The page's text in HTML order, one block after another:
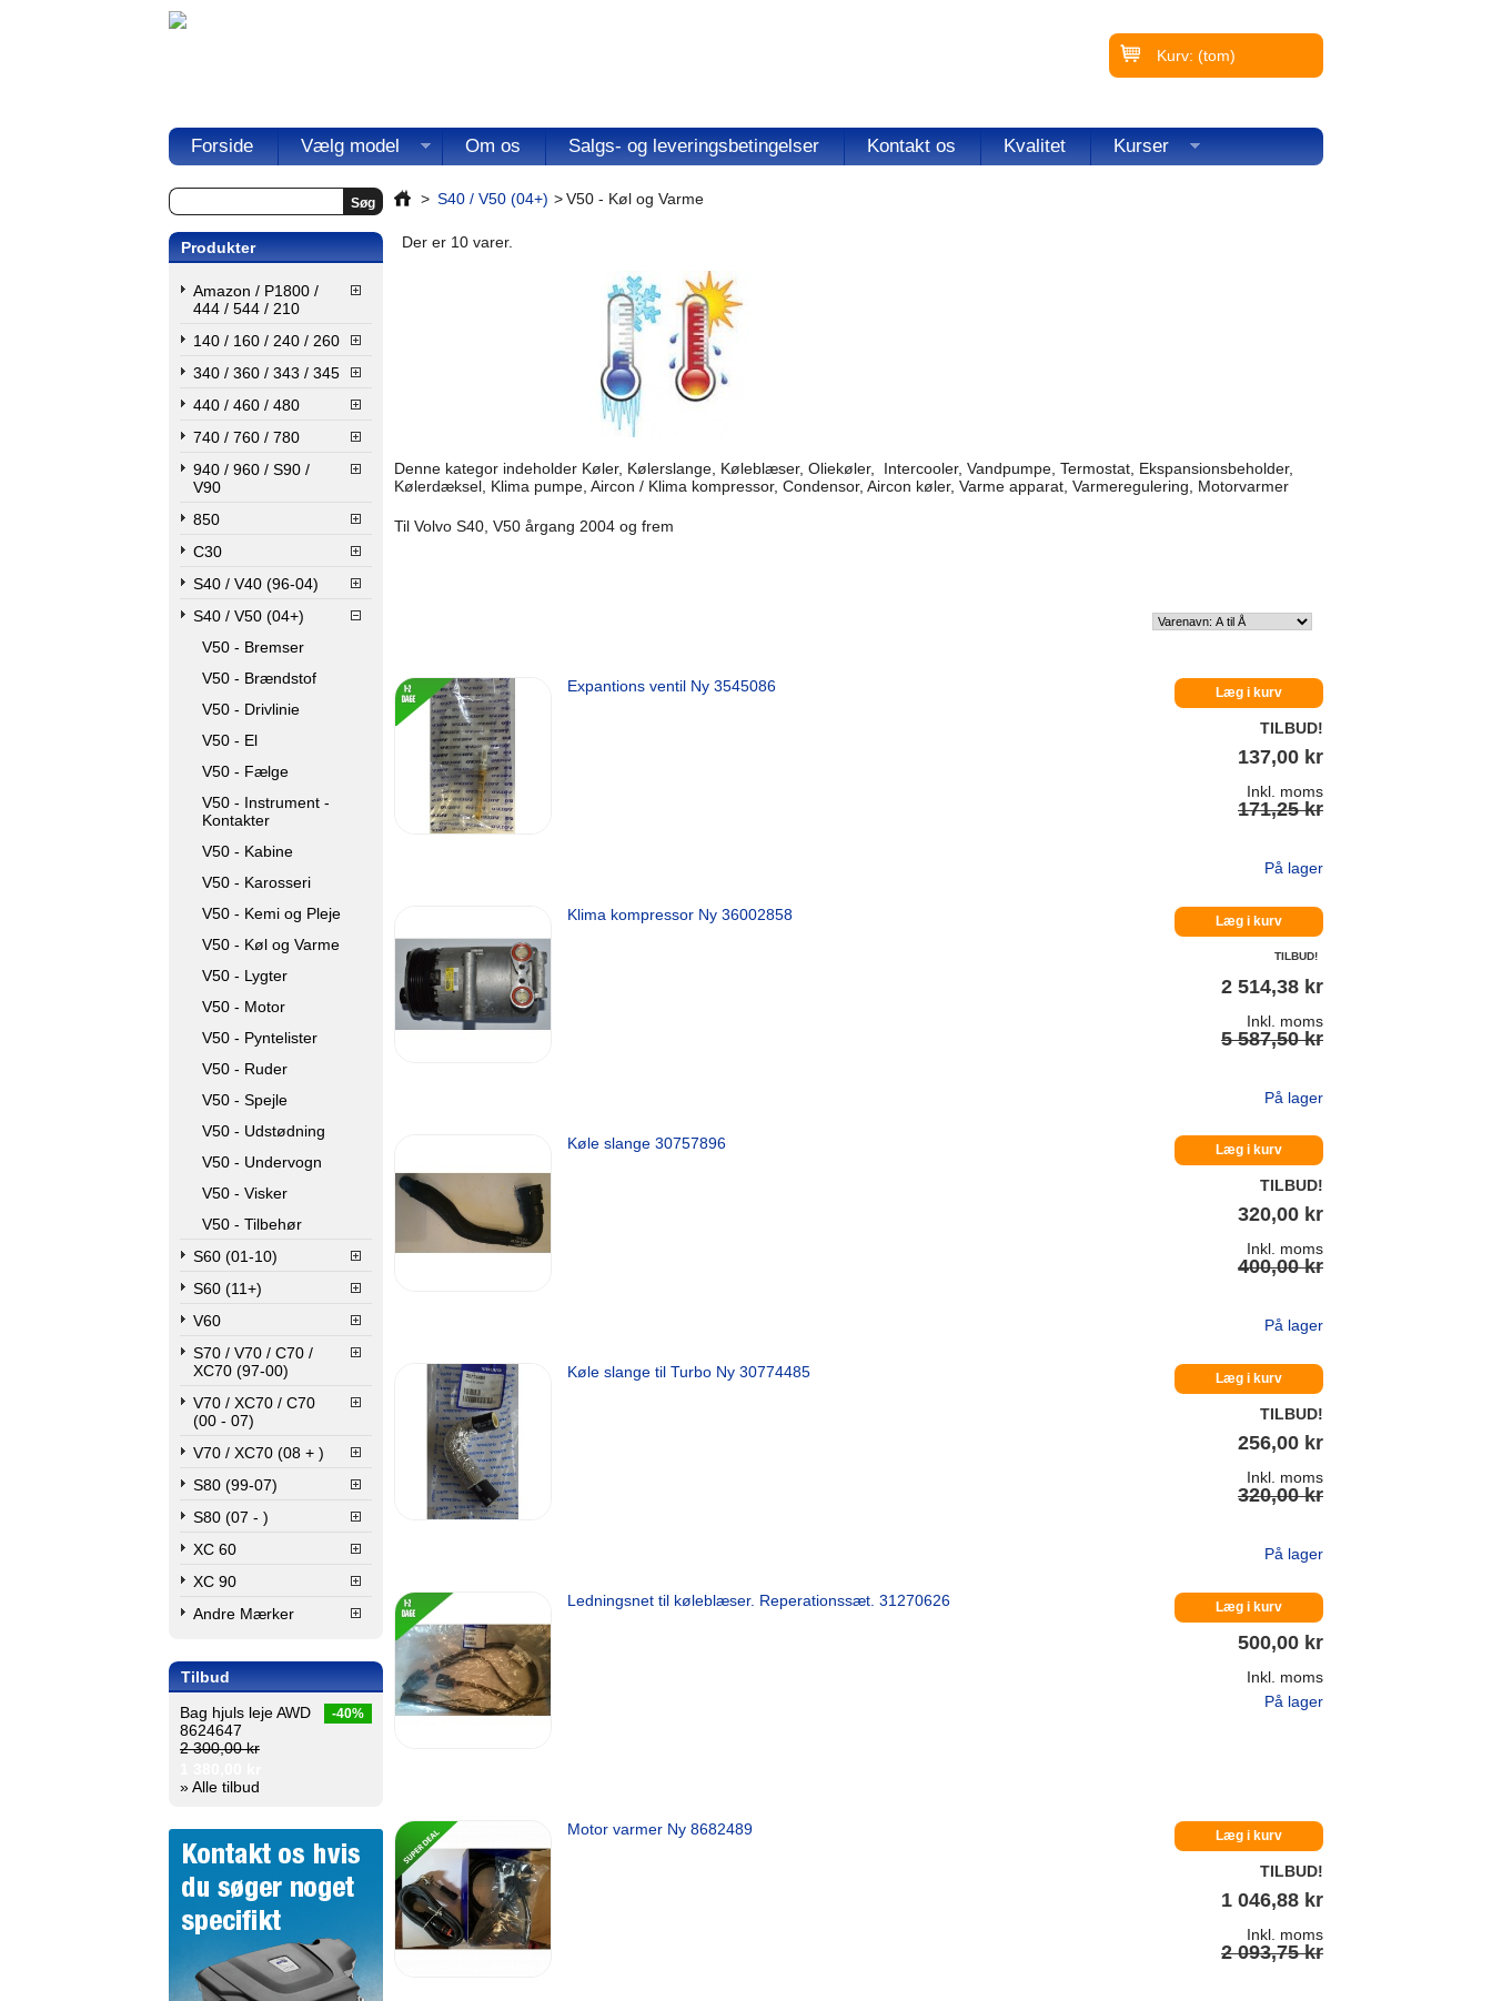
Kurv: (tom)
Forside Vælg model Om os Salgs- og leveringsbetingelser Kontakt os Kvalitet Kurser
Produkter
Amazon / P1800 /
444 / 544 / 210
140 / 160 / 240 / 260
340 / 360 / 343 / 345
440 / 460 / 480
740 / 760 / 780
940 / 960 / S90 /
V90
850
C30
S40 / V40 (96-04)
S40 / V50 (04+)
V50 - Bremser
V50 - Brændstof
V50 - Drivlinie
V50 - El
V50 - Fælge
V50 - Instrument -
Kontakter
V50 - Kabine
V50 - Karosseri
V50 - Kemi og Pleje
V50 - Køl og Varme
V50 - Lygter
V50 - Motor
V50 - Pyntelister
V50 - Ruder
V50 - Spejle
V50 - Udstødning
V50 - Undervogn
V50 - Visker
V50 - Tilbehør
S60 (01-10)
S60 (11+)
V60
S70 / V70 / C70 /
XC70 (97-00)
V70 / XC70 / C70
(00 - 07)
V70 / XC70 (08 + )
S80 (99-07)
S80 (07 - )
XC 60
XC 90
Andre Mærker
Tilbud
-40%
Bag hjuls leje AWD
8624647
2 300,00 kr
» Alle tilbud
> S40 / V50 (04+) >V50 - Køl og Varme
Der er 10 varer.
Denne kategor indeholder Køler, Kølerslange, Køleblæser, Oliekøler, Intercooler, Vandpumpe, Termostat, Ekspansionsbeholder,
Kølerdæksel, Klima pumpe, Aircon / Klima kompressor, Condensor, Aircon køler, Varme apparat, Varmeregulering, Motorvarmer
Til Volvo S40, V50 årgang 2004 og frem
Expantions ventil Ny 3545086 Læg i kurv
TILBUD!
137,00 kr
Inkl. moms
171,25 kr
På lager
Klima kompressor Ny 36002858 Læg i kurv
TILBUD!
2 514,38 kr
Inkl. moms
5 587,50 kr
På lager
Køle slange 30757896 Læg i kurv
TILBUD!
320,00 kr
Inkl. moms
400,00 kr
På lager
Køle slange til Turbo Ny 30774485 Læg i kurv
TILBUD!
256,00 kr
Inkl. moms
320,00 kr
På lager
Ledningsnet til køleblæser. Reperationssæt. 31270626 Læg i kurv
500,00 kr
Inkl. moms
På lager
Motor varmer Ny 8682489 Læg i kurv
TILBUD!
1 046,88 kr
Inkl. moms
2 093,75 kr